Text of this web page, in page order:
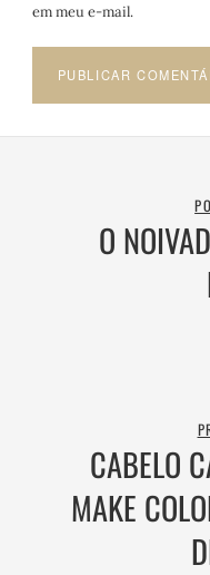
em meu e-mail.
O
CABELO
MAKE